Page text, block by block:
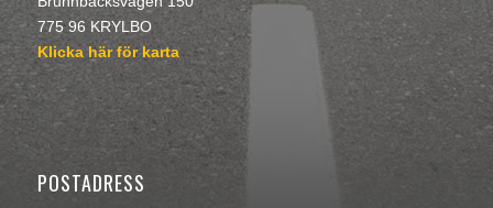
775 96 KRYLBO
Klicka här för karta
POSTADRESS